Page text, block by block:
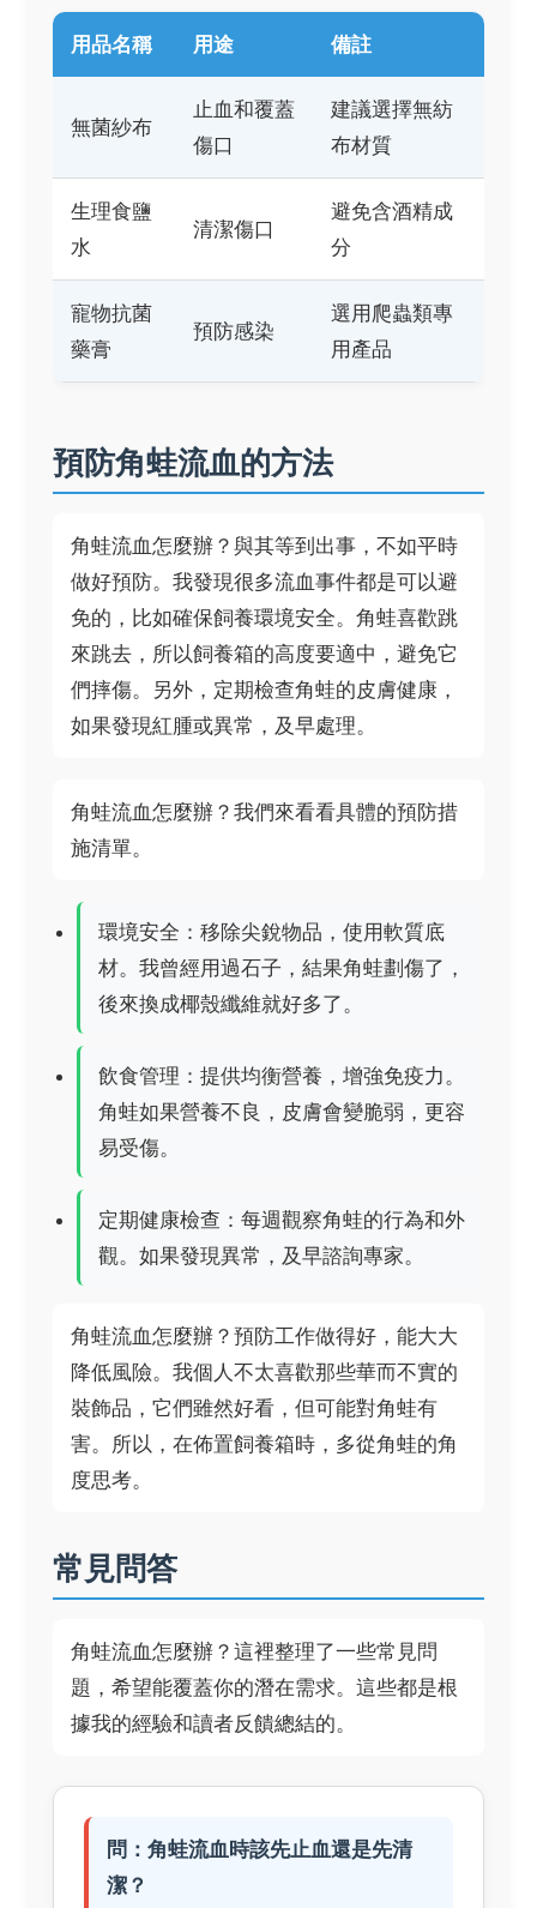
用品名稱 用途 備註
無菌紗布
止血和覆蓋
傷口
建議選擇無紡
布材質
生理食鹽
水
清潔傷口
避免含酒精成
分
寵物抗菌
藥膏
預防感染
選用爬蟲類專
用產品
預防角蛙流血的方法
角蛙流血怎麼辦？與其等到出事，不如平時
做好預防。我發現很多流血事件都是可以避
免的，比如確保飼養環境安全。角蛙喜歡跳
來跳去，所以飼養箱的高度要適中，避免它
們摔傷。另外，定期檢查角蛙的皮膚健康，
如果發現紅腫或異常，及早處理。
角蛙流血怎麼辦？我們來看看具體的預防措
施清單。
環境安全：移除尖銳物品，使用軟質底
材。我曾經用過石子，結果角蛙劃傷了，
後來換成椰殼纖維就好多了。
飲食管理：提供均衡營養，增強免疫力。
角蛙如果營養不良，皮膚會變脆弱，更容
易受傷。
定期健康檢查：每週觀察角蛙的行為和外
觀。如果發現異常，及早諮詢專家。
角蛙流血怎麼辦？預防工作做得好，能大大
降低風險。我個人不太喜歡那些華而不實的
裝飾品，它們雖然好看，但可能對角蛙有
害。所以，在佈置飼養箱時，多從角蛙的角
度思考。
常見問答
角蛙流血怎麼辦？這裡整理了一些常見問
題，希望能覆蓋你的潛在需求。這些都是根
據我的經驗和讀者反饋總結的。
問：角蛙流血時該先止血還是先清
潔？